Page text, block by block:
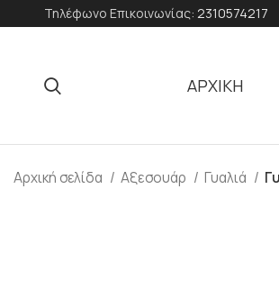
Τηλέφωνο Επικοινωνίας: 2310574217
ΑΡΧΙΚΗ
Αρχική σελίδα Αξεσουάρ Γυαλιά